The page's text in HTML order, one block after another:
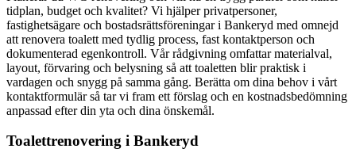
tidplan, budget och kvalitet? Vi hjälper privatpersoner,
fastighetsägare och bostadsrättsföreningar i Bankeryd med omnejd
att renovera toalett med tydlig process, fast kontaktperson och
dokumenterad egenkontroll. Vår rådgivning omfattar materialval,
layout, förvaring och belysning så att toaletten blir praktisk i
vardagen och snygg på samma gång. Berätta om dina behov i vårt
kontaktformulär så tar vi fram ett förslag och en kostnadsbedömning
anpassad efter din yta och dina önskemål.
Toalettrenovering i Bankeryd